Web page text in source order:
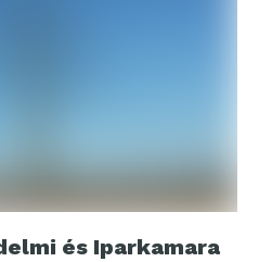
és Iparkamara